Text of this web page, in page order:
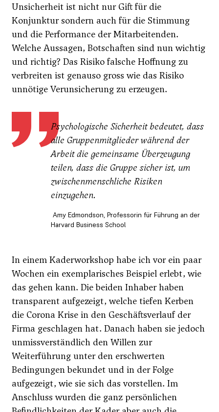
Unsicherheit ist nicht nur Gift für die
Konjunktur sondern auch für die Stimmung
und die Performance der Mitarbeitenden.
Welche Aussagen, Botschaften sind nun wichtig
und richtig? Das Risiko falsche Hoffnung zu
verbreiten ist genauso gross wie das Risiko
unnötige Verunsicherung zu erzeugen.
Psychologische Sicherheit bedeutet, dass
alle Gruppenmitglieder während der
Arbeit die gemeinsame Überzeugung
teilen, dass die Gruppe sicher ist, um
zwischenmenschliche Risiken
einzugehen.
Amy Edmondson, Professorin für Führung an der
Harvard Business School
In einem Kaderworkshop habe ich vor ein paar
Wochen ein exemplarisches Beispiel erlebt, wie
das gehen kann. Die beiden Inhaber haben
transparent aufgezeigt, welche tiefen Kerben
die Corona Krise in den Geschäftsverlauf der
Firma geschlagen hat. Danach haben sie jedoch
unmissverständlich den Willen zur
Weiterführung unter den erschwerten
Bedingungen bekundet und in der Folge
aufgezeigt, wie sie sich das vorstellen. Im
Anschluss wurden die ganz persönlichen